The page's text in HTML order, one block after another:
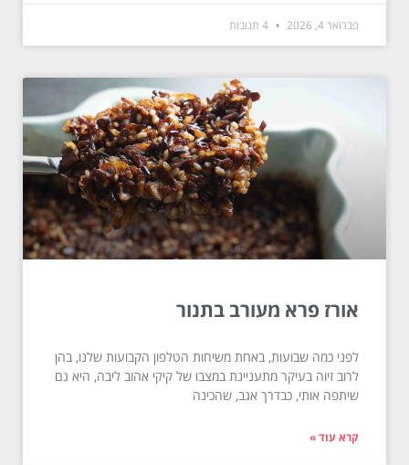
פברואר 4, 2026
אורז פרא מעורב בתנור
לפני כמה שבועות, באחת משיחות הטלפון הקבועות שלנו, בהן
לרוב זיוה בעיקר מתעניינת במצבו של קיקי אהוב ליבה, היא גם
שיתפה אותי, כבדרך אגב, שהכינה
קרא עוד »